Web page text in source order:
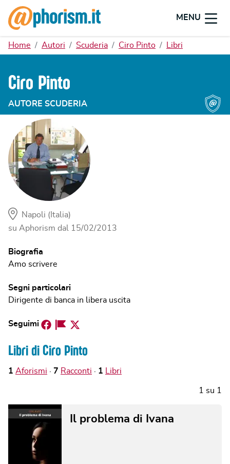
MENU
Home Autori Scuderia Ciro Pinto Libri
Ciro Pinto
AUTORE SCUDERIA
Napoli (Italia)
su Aphorism dal 15/02/2013
Biografia
Amo scrivere
Segni particolari
Dirigente di banca in libera uscita
Seguimi Facebook
Facebook
Twitter
Libri di Ciro Pinto
1 Aforismi 7 Racconti 1 Libri
1 su 1
Il problema di Ivana